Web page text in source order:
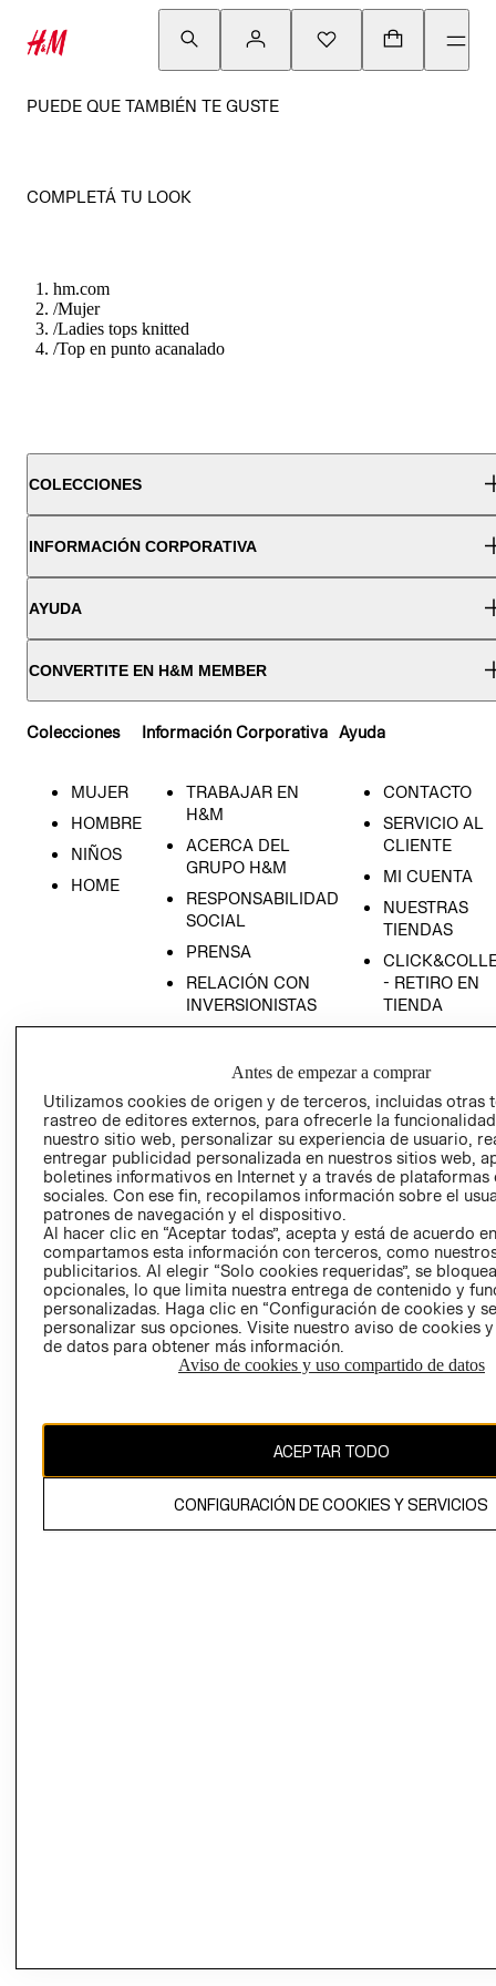
PUEDE QUE TAMBIÉN TE GUSTE
COMPLETÁ TU LOOK
hm.com
/Mujer
/Ladies tops knitted
/Top en punto acanalado
COLECCIONES
INFORMACIÓN CORPORATIVA
AYUDA
CONVERTITE EN H&M MEMBER
Colecciones
MUJER
HOMBRE
NIÑOS
HOME
Información Corporativa
TRABAJAR EN
H&M
ACERCA DEL
GRUPO H&M
RESPONSABILIDAD
SOCIAL
PRENSA
RELACIÓN CON
INVERSIONISTAS
Ayuda
CONTACTO
SERVICIO AL
CLIENTE
MI CUENTA
NUESTRAS
TIENDAS
- RETIRO EN
TIENDA
PRIVACIDAD
GIFT CARD
AVISO DE
COOKIES
Uruguay ($U)
propiedad de H&M Hennes & Mauritz AB.
Antes de empezar a comprar
Utilizamos cookies de origen y de terceros, incluidas otras
rastreo de editores externos, para ofrecerle la
nuestro sitio web, personalizar su experiencia de usuario,
entregar publicidad personalizada en nuestros sitios web,
boletines informativos en Internet y a través de plataformas
sociales. Con ese fin, recopilamos información sobre el
patrones de navegación y el dispositivo.
Al hacer clic en “Aceptar todas”, acepta y está de acuerdo
compartamos esta información con terceros, como
publicitarios. Al elegir “Solo cookies requeridas”, se
opcionales, lo que limita nuestra entrega de contenido y
personalizadas. Haga clic en “Configuración de cookies y
personalizar sus opciones. Visite nuestro aviso de cookies
de datos para obtener más información.
Aviso de cookies y uso compartido de datos
ACEPTAR TODO
CONFIGURACIÓN DE COOKIES Y SERVICIOS